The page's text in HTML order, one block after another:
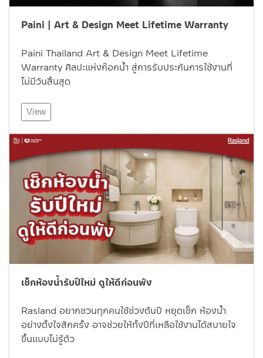
Paini | Art & Design Meet Lifetime Warranty
Paini Thailand Art & Design Meet Lifetime
Warranty ศิลปะแห่งก๊อกน้ำ สู่การรับประกันการใช้งานที่
ไม่มีวันสิ้นสุด
View
เช็กห้องน้ำรับปีใหม่ ดูให้ดีก่อนพัง
Rasland อยากชวนทุกคนใช้ช่วงต้นปี หยุดเช็ก ห้องน้ำ
อย่างตั้งใจสักครั้ง อาจช่วยให้ทั้งปีที่เหลือใช้งานได้สบายใจ
ขึ้นแบบไม่รู้ตัว